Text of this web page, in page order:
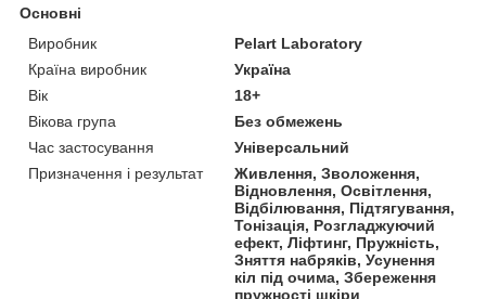
Основні
Виробник
Pelart Laboratory
Країна виробник
Україна
Вік
18+
Вікова група
Без обмежень
Час застосування
Універсальний
Призначення і результат
Живлення, Зволоження,
Відновлення, Освітлення,
Відбілювання, Підтягування,
Тонізація, Розгладжуючий
ефект, Ліфтинг, Пружність,
Зняття набряків, Усунення
кіл під очима, Збереження
пружності шкіри